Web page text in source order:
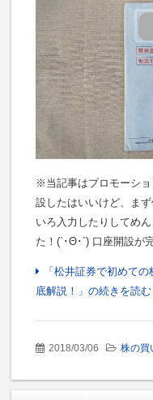
※当記事はプロモーシ
設したはいいけど、ま
いろ入力したりしてめ
た！(`･Θ･´) 口座開設が
「松井証券で初めて
底解説！」の続きを読む
2018/03/06 株の買